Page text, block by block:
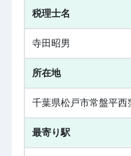
税理士名
寺田昭男
所在地
千葉県松戸市常盤平西
最寄り駅